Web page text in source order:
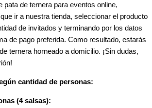
pata de ternera para eventos online,
ir a nuestra tienda, seleccionar el producto
de invitados y terminando por los datos
de pago preferida. Como resultado, estarás
ternera horneado a domicilio. ¡Sin dudas,
cantidad de personas:
(4 salsas):